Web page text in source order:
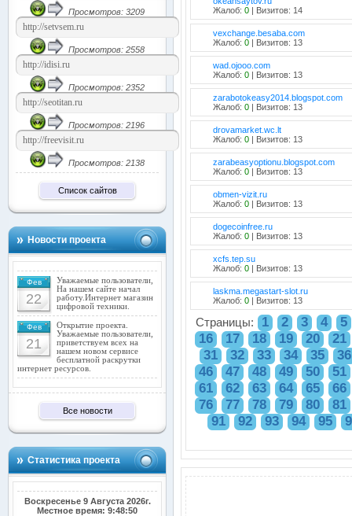
Просмотров: 3209
Просмотров: 2558
Просмотров: 2352
Просмотров: 2196
Просмотров: 2138
Список сайтов
Новости проекта
Фев
22
Уважаемые пользователи,
На нашем сайте начал
работу.Интернет магазин
цифровой техники.
Фев
21
Открытие проекта.
Уважаемые пользователи,
приветствуем всех на
нашем новом сервисе
бесплатной раскрутки
интернет ресурсов.
Все новости
Статистика проекта
Воскресенье 9 Августа 2026г.
Местное время: 9:48:50
Жалоб: 0 | Визитов: 14
vexchange.besaba.com
Жалоб: 0 | Визитов: 13
wad.ojooo.com
Жалоб: 0 | Визитов: 13
zarabotokeasy2014.blogspot.com
Жалоб: 0 | Визитов: 13
drovamarket.wc.lt
Жалоб: 0 | Визитов: 13
zarabeasyoptionu.blogspot.com
Жалоб: 0 | Визитов: 13
obmen-vizit.ru
Жалоб: 0 | Визитов: 13
dogecoinfree.ru
Жалоб: 0 | Визитов: 13
xcfs.tep.su
Жалоб: 0 | Визитов: 13
laskma.megastart-slot.ru
Жалоб: 0 | Визитов: 13
Страницы: 1 2 3 4
5
16
17 18 19 20
21
31
32 33 34 35
36
46
47 48 49 50
51
61
62 63 64 65
66
76
77 78 79 80
81
91
92 93 94 95